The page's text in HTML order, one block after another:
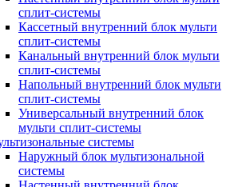
сплит-системы
Кассетный внутренний блок мульти
сплит-системы
Канальный внутренний блок мульти
сплит-системы
Напольный внутренний блок мульти
сплит-системы
Универсальный внутренний блок
мульти сплит-системы
системы
Наружный блок мультизональной
системы